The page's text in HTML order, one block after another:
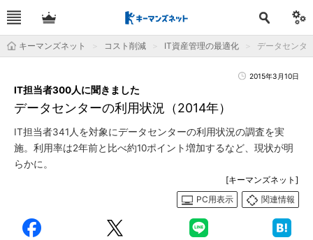
キーマンズネット コスト削減 IT資産管理の最適化 データセンタ
2015年3月10日
データセンターの利用状況（2014年）
IT担当者300人に聞きました
IT担当者341人を対象にデータセンターの利用状況の調査を実
施。利用率は2年前と比べ約10ポイント増加するなど、現状が明
らかに。
[キーマンズネット]
PC用表示
関連情報